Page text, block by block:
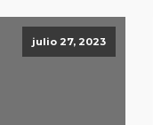
julio 27, 2023